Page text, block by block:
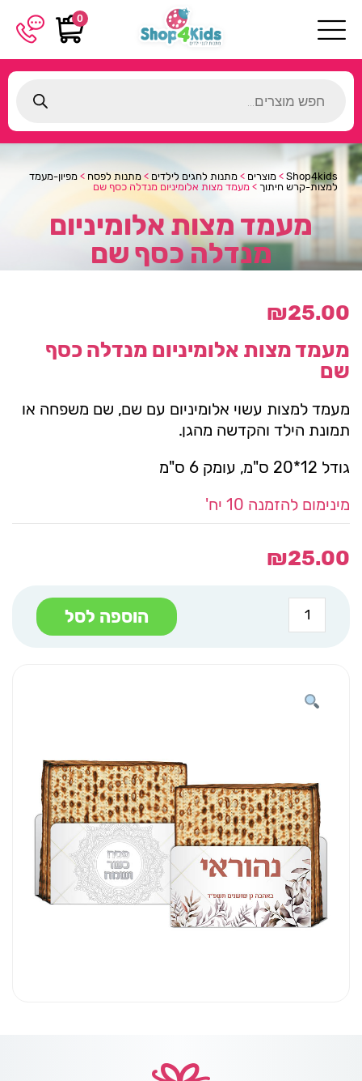
0
search
Shop4kids
> מוצרים > מתנות לחגים לילדים > מתנות לפסח > מפיון-מעמד
למצות-קרש חיתוך > מעמד מצות אלומיניום מנדלה כסף שם
מעמד מצות אלומיניום
מנדלה כסף שם
₪25.00
מעמד מצות אלומיניום מנדלה כסף
שם
מעמד למצות עשוי אלומיניום עם שם, שם משפחה או
תמונת הילד והקדשה מהגן.
גודל 12*20 ס"מ, עומק 6 ס"מ
מינימום להזמנה 10 יח'
₪25.00
כמות
של
מעמד
כסף
שם
הוספה לסל